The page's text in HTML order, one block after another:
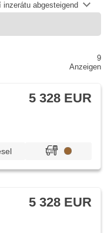
inzerátu abgesteigend
9
Anzeigen
5 328 EUR
5 328 EUR